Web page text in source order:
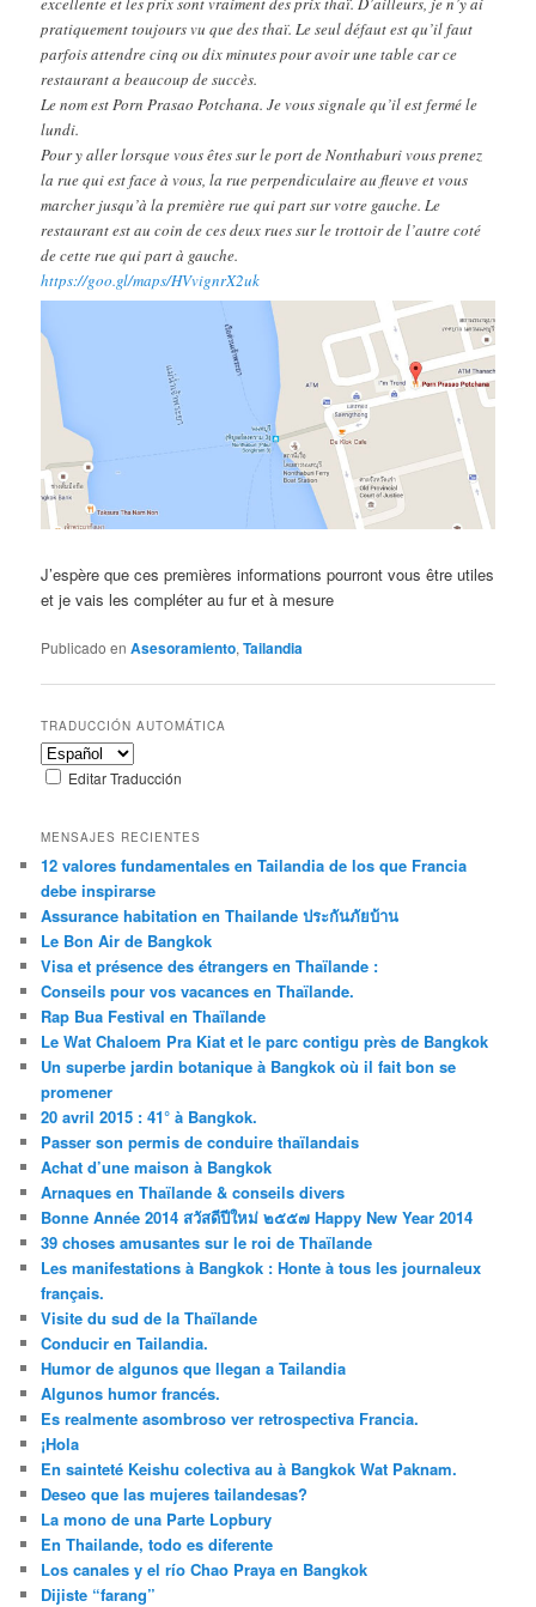
pratiquement toujours vu que des thaï. Le seul défaut est qu’il faut
parfois attendre cinq ou dix minutes pour avoir une table car ce
restaurant a beaucoup de succès.
Le nom est Porn Prasao Potchana. Je vous signale qu’il est fermé le
lundi.
Pour y aller lorsque vous êtes sur le port de Nonthaburi vous prenez
la rue qui est face à vous, la rue perpendiculaire au fleuve et vous
marcher jusqu’à la première rue qui part sur votre gauche. Le
restaurant est au coin de ces deux rues sur le trottoir de l’autre coté
de cette rue qui part à gauche.
https://goo.gl/maps/HVvignrX2uk
J’espère que ces premières informations pourront vous être utiles
et je vais les compléter au fur et à mesure
Publicado en Asesoramiento,Tailandia
TRADUCCIÓN AUTOMÁTICA
Editar Traducción
MENSAJES RECIENTES
12 valores fundamentales en Tailandia de los que Francia
debe inspirarse
Assurance habitation en Thailande ประกันภัยบ้าน
Le Bon Air de Bangkok
Visa et présence des étrangers en Thaïlande :
Conseils pour vos vacances en Thaïlande.
Rap Bua Festival en Thaïlande
Le Wat Chaloem Pra Kiat et le parc contigu près de Bangkok
Un superbe jardin botanique à Bangkok où il fait bon se
promener
20 avril 2015 : 41° à Bangkok.
Passer son permis de conduire thaïlandais
Achat d’une maison à Bangkok
Arnaques en Thaïlande & conseils divers
Bonne Année 2014 สวัสดีปีใหม่ ๒๕๕๗ Happy New Year 2014
39 choses amusantes sur le roi de Thaïlande
Les manifestations à Bangkok : Honte à tous les journaleux
français.
Visite du sud de la Thaïlande
Conducir en Tailandia.
Humor de algunos que llegan a Tailandia
Algunos humor francés.
Es realmente asombroso ver retrospectiva Francia.
¡Hola
En sainteté Keishu colectiva au à Bangkok Wat Paknam.
Deseo que las mujeres tailandesas?
La mono de una Parte Lopbury
En Thailande, todo es diferente
Los canales y el río Chao Praya en Bangkok
Dijiste “farang”